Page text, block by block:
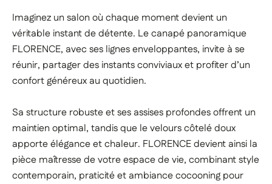
Imaginez un salon où chaque moment devient un
véritable instant de détente. Le canapé panoramique
FLORENCE, avec ses lignes enveloppantes, invite à se
réunir, partager des instants conviviaux et profiter d’un
confort généreux au quotidien.
Sa structure robuste et ses assises profondes offrent un
maintien optimal, tandis que le velours côtelé doux
apporte élégance et chaleur. FLORENCE devient ainsi la
pièce maîtresse de votre espace de vie, combinant style
contemporain, praticité et ambiance cocooning pour